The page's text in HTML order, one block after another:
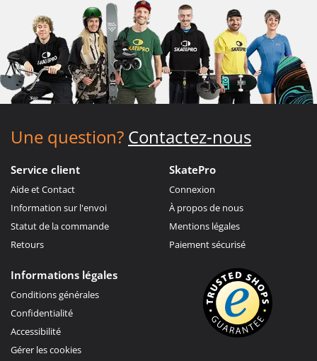
Une question? Contactez-nous
Service client
Aide et Contact
Information sur l'envoi
Statut de la commande
Retours
SkatePro
Connexion
À propos de nous
Mentions légales
Paiement sécurisé
Informations légales
Conditions générales
Confidentialité
Accessibilité
Gérer les cookies